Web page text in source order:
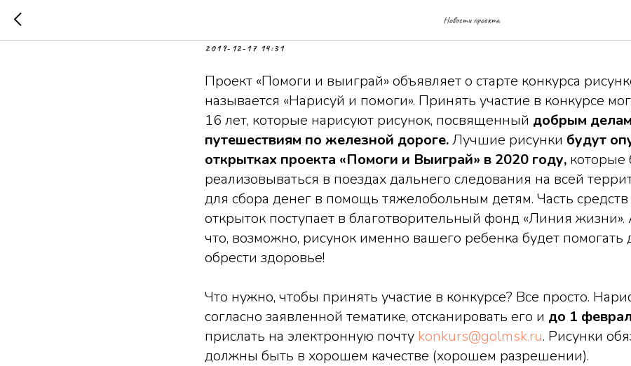
Новости проекта
«Нарисуй и помоги»: внимание, конкурс!
2019-12-17 14:31
Проект «Помоги и выиграй» объявляет о старте конкурса
называется «Нарисуй и помоги». Принять участие в конкурсе
16 лет, которые нарисуют рисунок, посвященный добрым
путешествиям по железной дороге.Лучшие рисунки будут
открытках проекта «Помоги и Выиграй» в 2020 году, которые
реализовываться в поездах дальнего следования на всей
для сбора денег в помощь тяжелобольным детям. Часть
открыток поступает в благотворительный фонд «Линия жизни».
что, возможно, рисунок именно вашего ребенка будет помогать
обрести здоровье!
Что нужно, чтобы принять участие в конкурсе? Все просто.
согласно заявленной тематике, отсканировать его и до 1
прислать на электронную почту konkurs@golmsk.ru. Рисунки
должны быть в хорошем качестве (хорошем разрешении).